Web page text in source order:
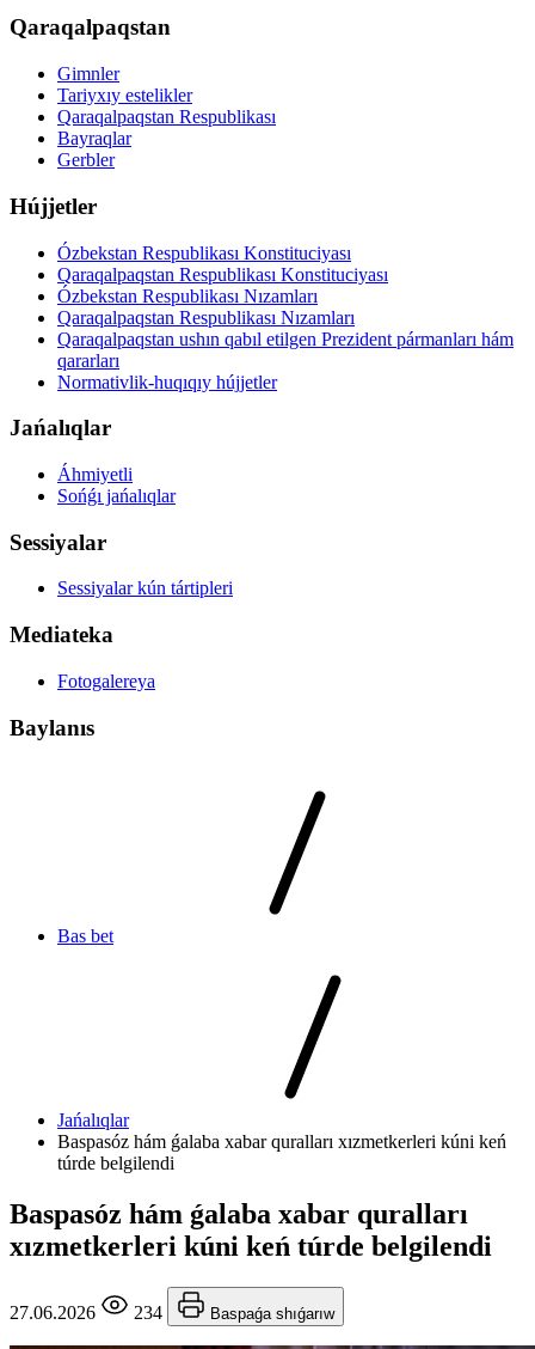
Qaraqalpaqstan
Gimnler
Tariyxıy estelikler
Qaraqalpaqstan Respublikası
Bayraqlar
Gerbler
Hújjetler
Ózbekstan Respublikası Konstituciyası
Qaraqalpaqstan Respublikası Konstituciyası
Ózbekstan Respublikası Nızamları
Qaraqalpaqstan Respublikası Nızamları
Qaraqalpaqstan ushın qabıl etilgen Prezident pármanları hám
qararları
Normativlik-huqıqıy hújjetler
Jańalıqlar
Áhmiyetli
Sońǵı jańalıqlar
Sessiyalar
Sessiyalar kún tártipleri
Mediateka
Fotogalereya
Baylanıs
Bas bet
Jańalıqlar
Baspasóz hám ǵalaba xabar quralları xızmetkerleri kúni keń
túrde belgilendi
Baspasóz hám ǵalaba xabar quralları
xızmetkerleri kúni keń túrde belgilendi
27.06.2026 234 Baspaǵa shıǵarıw